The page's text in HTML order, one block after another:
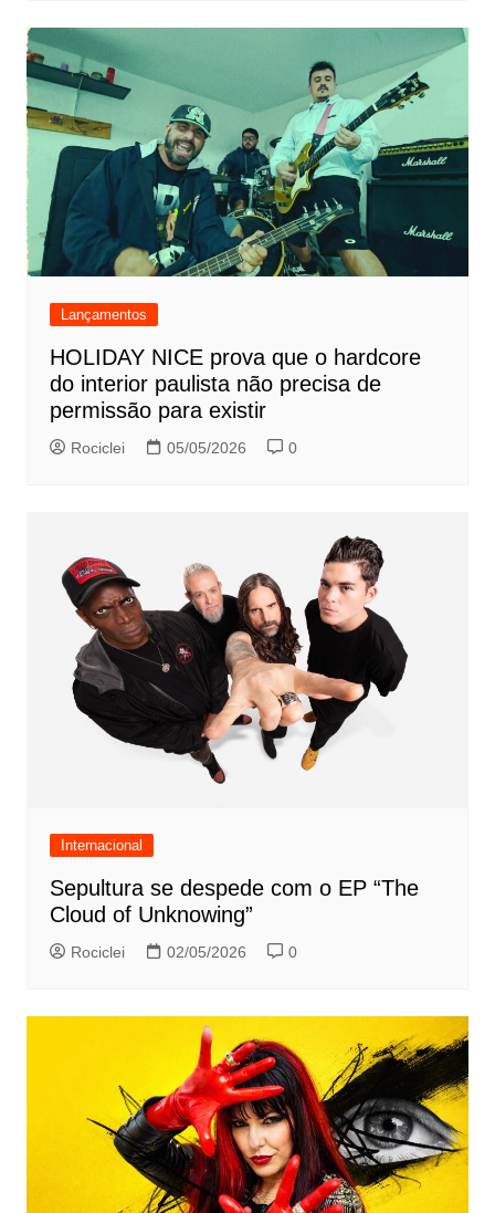
Lançamentos
HOLIDAY NICE prova que o hardcore
do interior paulista não precisa de
permissão para existir
Rociclei 05/05/2026 0
Internacional
Sepultura se despede com o EP “The
Cloud of Unknowing”
Rociclei 02/05/2026 0